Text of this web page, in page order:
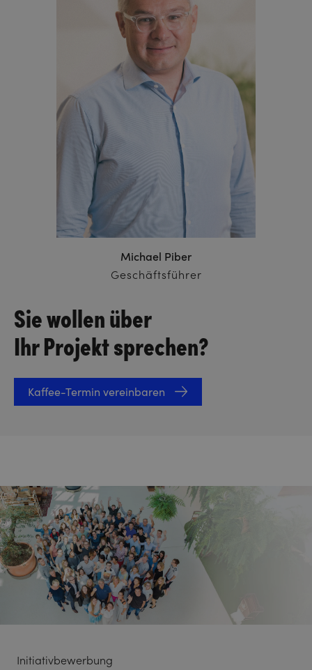
Sie wollen über
Ihr Projekt sprechen?
Kaffee-Termin vereinbaren
Michael Piber
Geschäftsführer
Initiativbewerbung